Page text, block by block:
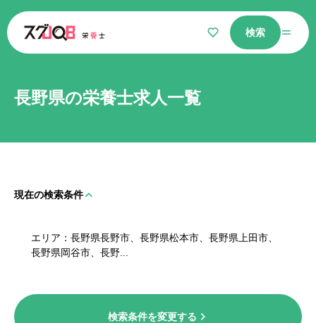
検索
仕事をさがす
気になるリスト
栄養士コラム
よくあるご質問
長野県の栄養士求人一覧
現在の検索条件
エリア
長野県長野市、長野県松本市、長野県上田市、
長野県岡谷市、長野...
検索条件を変更する